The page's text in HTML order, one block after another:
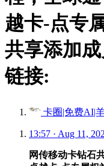
越卡-点专
共享添加
链接:
卡圈|免费AI|
13:57 · Aug 11,
网传移动卡钻石